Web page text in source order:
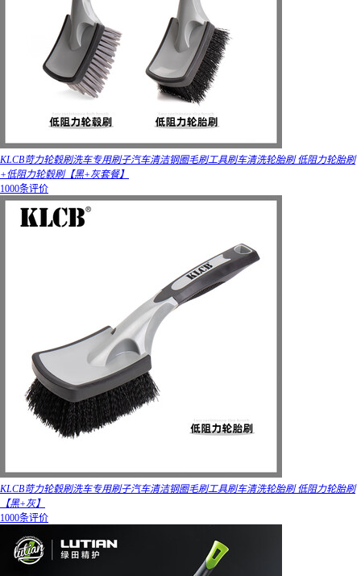
KLCB苛力轮毂刷洗车专用刷子汽车清洁钢圈毛刷工具刷车清洗轮胎刷 低阻力轮胎刷
+低阻力轮毂刷【黑+灰套餐】
1000条评价
KLCB苛力轮毂刷洗车专用刷子汽车清洁钢圈毛刷工具刷车清洗轮胎刷 低阻力轮胎刷
【黑+灰】
1000条评价